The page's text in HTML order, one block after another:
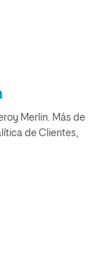
Merlin. Más de
de Clientes,